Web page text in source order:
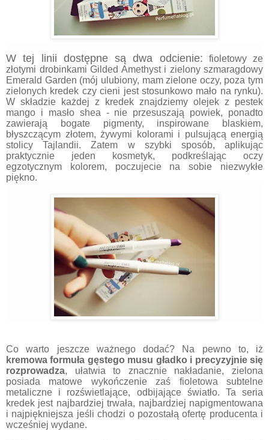
W tej linii dostępne są dwa odcienie: fioletowy ze
złotymi drobinkami Gilded Amethyst i zielony szmaragdowy
Emerald Garden (mój ulubiony, mam zielone oczy, poza tym
zielonych kredek czy cieni jest stosunkowo mało na rynku).
W składzie każdej z kredek znajdziemy olejek z pestek
mango i masło shea - nie przesuszają powiek, ponadto
zawierają bogate pigmenty, inspirowane blaskiem,
błyszczącym złotem, żywymi kolorami i pulsującą energią
stolicy Tajlandii. Zatem w szybki sposób, aplikując
praktycznie jeden kosmetyk, podkreślając oczy
egzotycznym kolorem, poczujecie na sobie niezwykłe
piękno.
Co warto jeszcze ważnego dodać? Na pewno to, iż
kremowa formuła gęstego musu gładko i precyzyjnie się
rozprowadza, ułatwia to znacznie nakładanie, zielona
posiada matowe wykończenie zaś fioletowa subtelne
metaliczne i rozświetlające, odbijające światło. Ta seria
kredek jest najbardziej trwała, najbardziej napigmentowana
i najpiękniejsza jeśli chodzi o pozostałą ofertę producenta i
wcześniej wydane.